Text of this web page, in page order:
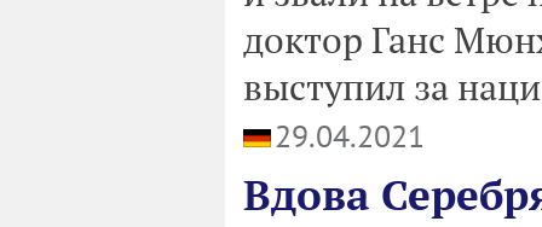
доктор Ганс
выступил за
29.04.2021
Вдова